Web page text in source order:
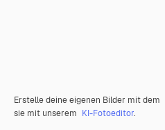
Erstelle deine eigenen Bilder mit dem
sie mit unserem KI-Fotoeditor.